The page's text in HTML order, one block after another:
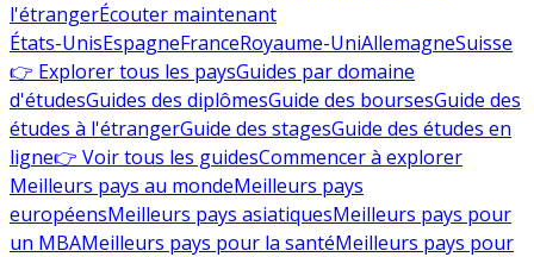
l'étrangerÉcouter maintenant
États-UnisEspagneFranceRoyaume-UniAllemagneSuisse
👉 Explorer tous les paysGuides par domaine
d'étudesGuides des diplômesGuide des boursesGuide des
études à l'étrangerGuide des stagesGuide des études en
ligne👉 Voir tous les guidesCommencer à explorer
Meilleurs pays au mondeMeilleurs pays
européensMeilleurs pays asiatiquesMeilleurs pays pour
un MBAMeilleurs pays pour la santéMeilleurs pays pour